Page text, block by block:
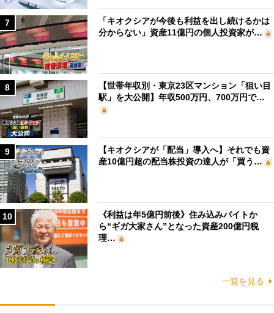
7
「キオクシアが今後も利益を出し続けるかは
分からない」資産11億円の個人投資家が…
8
【世帯年収別・東京23区マンション「狙い目
駅」を大公開】年収500万円、700万円で…
9
【キオクシアが「配当」導入へ】それでも資
産10億円超の配当株投資の達人が「買う…
10
《利益は年5億円前後》住み込みバイトか
ら“ギガ大家さん”となった資産200億円税
理…
一覧を見る